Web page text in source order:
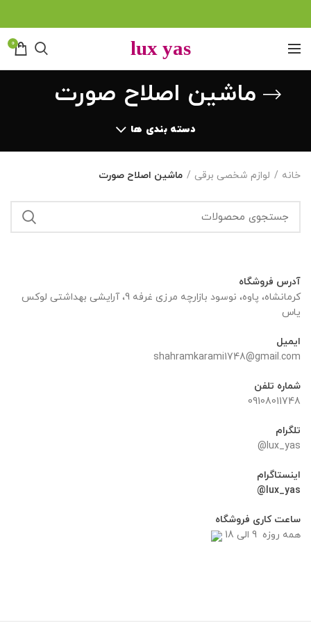
0
ماشین اصلاح صورت
دسته بندی ها
خانه لوازم شخصی برقی ماشین اصلاح صورت
آدرس فروشگاه
کرمانشاه، پاوه، نوسود بازارچه مرزی غرفه 9، آرایشی بهداشتی لوکس
یاس
ایمیل
shahramkarami1748@gmail.com
شماره تلفن
09108011748
تلگرام
lux_yas@
اینستاگرام
lux_yas@
ساعت کاری فروشگاه
همه روزه 9 الی 18